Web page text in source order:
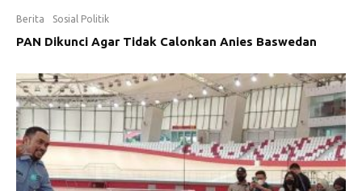
Berita Sosial Politik
PAN Dikunci Agar Tidak Calonkan Anies Baswedan